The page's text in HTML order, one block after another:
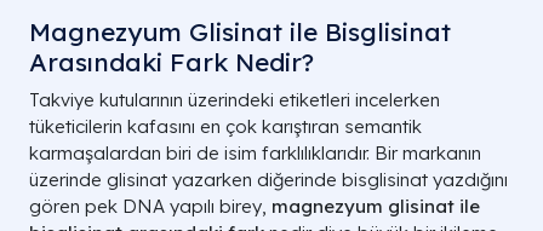
Magnezyum Glisinat ile Bisglisinat
Arasındaki Fark Nedir?
Takviye kutularının üzerindeki etiketleri incelerken
tüketicilerin kafasını en çok karıştıran semantik
karmaşalardan biri de isim farklılıklarıdır. Bir markanın
üzerinde glisinat yazarken diğerinde bisglisinat yazdığını
gören pek DNA yapılı birey, magnezyum glisinat ile